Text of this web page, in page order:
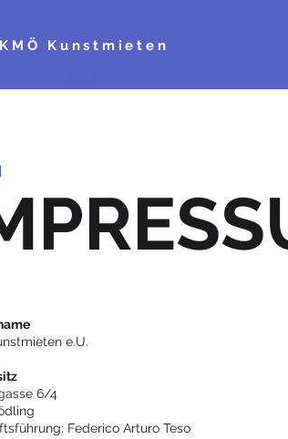
KMÖ Kunstmieten
e.U.
6/4
Federico Arturo Teso